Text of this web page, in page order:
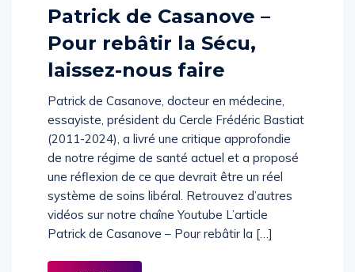
Patrick de Casanove –
Pour rebâtir la Sécu,
Patrick de Casanove, docteur en médecine,
essayiste, président du Cercle Frédéric Bastiat
(2011-2024), a livré une critique approfondie
de notre régime de santé actuel et a proposé
une réflexion de ce que devrait être un réel
système de soins libéral. Retrouvez d’autres
vidéos sur notre chaîne Youtube L’article